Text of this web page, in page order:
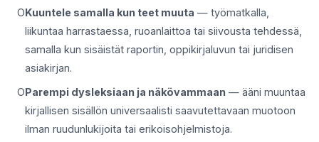
Kuuntele samalla kun teet muuta — työmatkalla,
liikuntaa harrastaessa, ruoanlaittoa tai siivousta tehdessä,
samalla kun sisäistät raportin, oppikirjaluvun tai juridisen
asiakirjan.
Parempi dysleksiaan ja näkövammaan — ääni muuntaa
kirjallisen sisällön universaalisti saavutettavaan muotoon
ilman ruudunlukijoita tai erikoisohjelmistoja.